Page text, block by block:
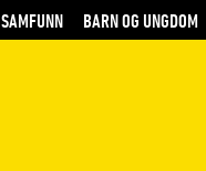
SAMFUNN BARN OG UNGDOM